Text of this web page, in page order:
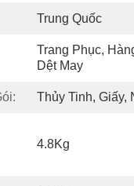
Trung Quốc
Trang Phục,
Dệt May
Thủy Tinh, Giấy,
4.8Kg